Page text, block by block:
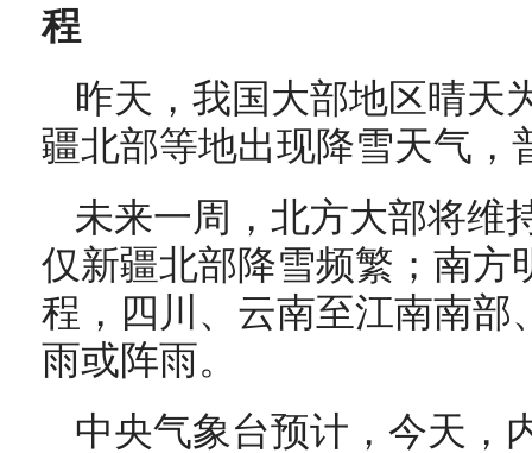
程
昨天，我国大部地区晴天
疆北部等地出现降雪天气，
未来一周，北方大部将维
仅新疆北部降雪频繁；南方
程，四川、云南至江南南部
雨或阵雨。
中央气象台预计，今天，